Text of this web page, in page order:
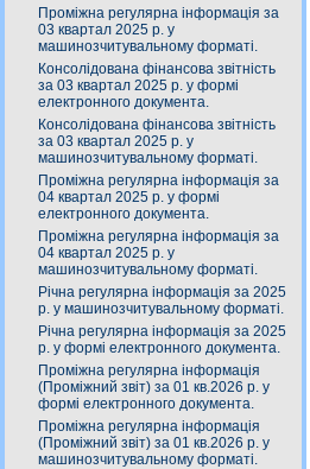
Проміжна регулярна інформація за
03 квартал 2025 р. у
машинозчитувальному форматі.
Консолідована фінансова звітність
за 03 квартал 2025 р. у формі
електронного документа.
Консолідована фінансова звітність
за 03 квартал 2025 р. у
машинозчитувальному форматі.
Проміжна регулярна інформація за
04 квартал 2025 р. у формі
електронного документа.
Проміжна регулярна інформація за
04 квартал 2025 р. у
машинозчитувальному форматі.
Річна регулярна інформація за 2025
р. у машинозчитувальному форматі.
Річна регулярна інформація за 2025
р. у формі електронного документа.
Проміжна регулярна інформація
(Проміжний звіт) за 01 кв.2026 р. у
формі електронного документа.
Проміжна регулярна інформація
(Проміжний звіт) за 01 кв.2026 р. у
машинозчитувальному форматі.